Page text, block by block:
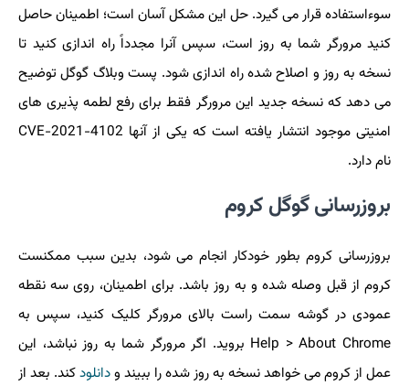
سوءاستفاده قرار می گیرد. حل این مشکل آسان است؛ اطمینان حاصل
کنید مرورگر شما به روز است، سپس آنرا مجدداً راه اندازی کنید تا
نسخه به روز و اصلاح شده راه اندازی شود. پست وبلاگ گوگل توضیح
می دهد که نسخه جدید این مرورگر فقط برای رفع لطمه پذیری های
امنیتی موجود انتشار یافته است که یکی از آنها CVE-2021-4102
نام دارد.
بروزرسانی گوگل کروم
بروزرسانی کروم بطور خودکار انجام می شود، بدین سبب ممکنست
کروم از قبل وصله شده و به روز باشد. برای اطمینان، روی سه نقطه
عمودی در گوشه سمت راست بالای مرورگر کلیک کنید، سپس به
Help > About Chrome بروید. اگر مرورگر شما به روز نباشد، این
عمل از کروم می خواهد نسخه به روز شده را ببیند ودانلودکند. بعد از